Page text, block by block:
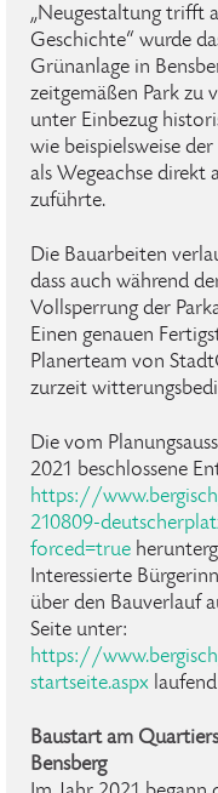
„Neugestaltung trifft
Geschichte“ wurde
Grünanlage in
zeitgemäßen Park zu
unter Einbezug
wie beispielsweise
als Wegeachse direkt
zuführte.
Die Bauarbeiten
dass auch während
Vollsperrung der
Einen genauen
Planerteam von
zurzeit
Die vom
2021 beschlossene
https://
210809-
forced=true
Interessierte
über den Bauverlauf
Seite unter:
https://
startseite.aspx
Baustart am
Bensberg